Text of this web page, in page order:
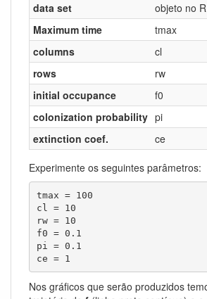
data set
objeto no R
Maximum time
tmax
columns
cl
rows
rw
initial occupance
f0
colonization probability pi
extinction coef.
ce
Experimente os seguintes parâmetros:
tmax = 100
cl = 10
rw = 10
f0 = 0.1
pi = 0.1
ce = 1
Nos gráficos que serão produzidos